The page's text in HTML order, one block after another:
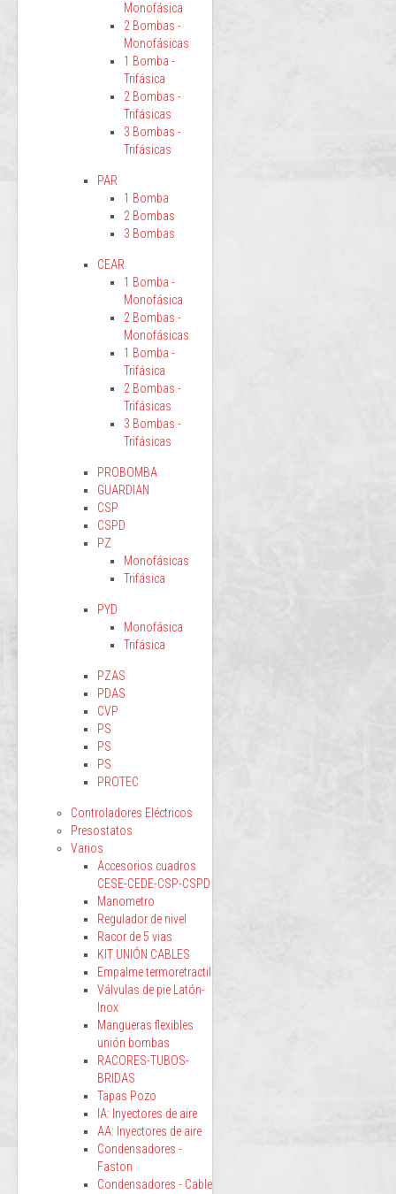
Monofásica
2 Bombas -
Monofásicas
1 Bomba -
Trifásica
2 Bombas -
Trifásicas
3 Bombas -
Trifásicas
PAR
1 Bomba
2 Bombas
3 Bombas
CEAR
1 Bomba -
Monofásica
2 Bombas -
Monofásicas
1 Bomba -
Trifásica
2 Bombas -
Trifásicas
3 Bombas -
Trifásicas
PROBOMBA
GUARDIAN
CSP
CSPD
PZ
Monofásicas
Trifásica
PYD
Monofásica
Trifásica
PZAS
PDAS
CVP
PS
PS
PS
PROTEC
Controladores Eléctricos
Presostatos
Varios
Accesorios cuadros
CESE-CEDE-CSP-CSPD
Manometro
Regulador de nivel
Racor de 5 vias
KIT UNIÓN CABLES
Empalme termoretractil
Válvulas de pie Latón-
Inox
Mangueras flexibles
unión bombas
RACORES-TUBOS-
BRIDAS
Tapas Pozo
IA: Inyectores de aire
AA: Inyectores de aire
Condensadores -
Faston
Condensadores - Cable